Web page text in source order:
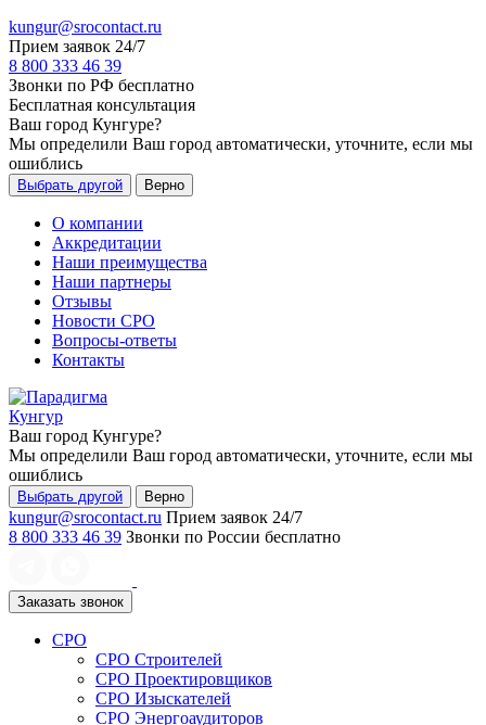
kungur@srocontact.ru
Прием заявок 24/7
8 800 333 46 39
Звонки по РФ бесплатно
Бесплатная консультация
Ваш город Кунгуре?
Мы определили Ваш город автоматически, уточните, если мы
ошиблись
Выбрать другой Верно
О компании
Аккредитации
Наши преимущества
Наши партнеры
Отзывы
Новости СРО
Вопросы-ответы
Контакты
Кунгур
Ваш город Кунгуре?
Мы определили Ваш город автоматически, уточните, если мы
ошиблись
Выбрать другой Верно
kungur@srocontact.ru Прием заявок 24/7
8 800 333 46 39 Звонки по России бесплатно
Заказать звонок
СРО
СРО Строителей
СРО Проектировщиков
СРО Изыскателей
СРО Энергоаудиторов